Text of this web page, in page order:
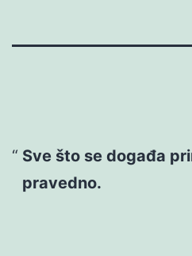
Sve što se događa
pravedno.